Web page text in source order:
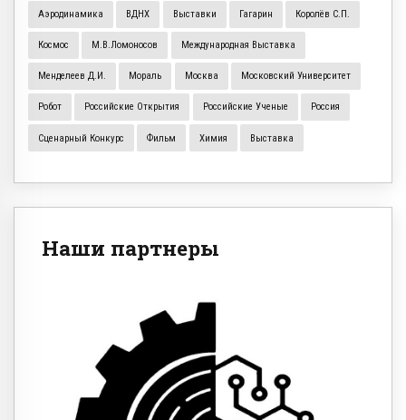
Аэродинамика ВДНХ Выставки Гагарин Королёв С.П.
Космос М.В.Ломоносов Международная Выставка
Менделеев Д.И. Мораль Москва Московский Университет
Робот Российские Открытия Российские Ученые Россия
Сценарный Конкурс Фильм Химия Выставка
Наши партнеры